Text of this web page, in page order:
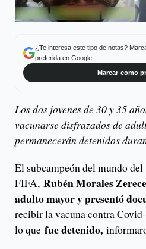
¿Te interesa este tipo de notas?
preferida en Google.
Marcar como
Los dos jovenes de 30 y 35
vacunarse disfrazados de
permanecerán detenidos
El subcampeón del mundo
FIFA, Rubén Morales
adulto mayor y presentó
recibir la vacuna contra
lo que fue detenido,